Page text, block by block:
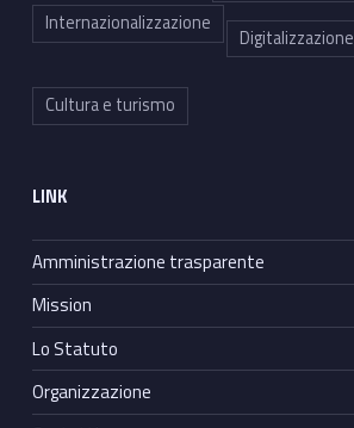
Internazionalizzazione
Digitalizzazione
Cultura e turismo
LINK
Amministrazione trasparente
Mission
Lo Statuto
Organizzazione